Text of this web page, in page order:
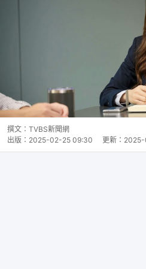
撰文： TVBS新聞網
出版： 2025-02-25 09:30 更新：